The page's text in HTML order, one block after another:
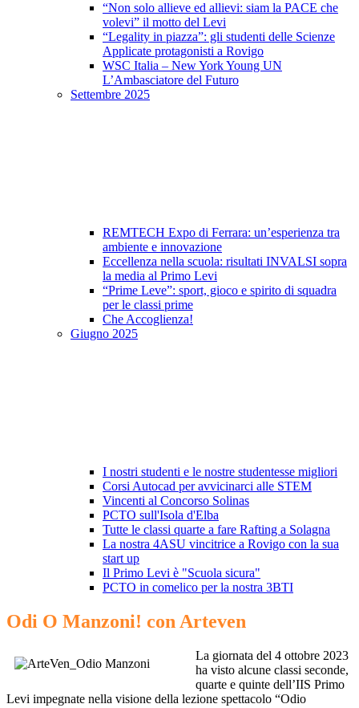
“Non solo allieve ed allievi: siam la PACE che
volevi” il motto del Levi
“Legality in piazza”: gli studenti delle Scienze
Applicate protagonisti a Rovigo
WSC Italia – New York Young UN
L’Ambasciatore del Futuro
Settembre 2025
REMTECH Expo di Ferrara: un’esperienza tra
ambiente e innovazione
Eccellenza nella scuola: risultati INVALSI sopra
la media al Primo Levi
“Prime Leve”: sport, gioco e spirito di squadra
per le classi prime
Che Accoglienza!
Giugno 2025
I nostri studenti e le nostre studentesse migliori
Corsi Autocad per avvicinarci alle STEM
Vincenti al Concorso Solinas
PCTO sull'Isola d'Elba
Tutte le classi quarte a fare Rafting a Solagna
La nostra 4ASU vincitrice a Rovigo con la sua
start up
Il Primo Levi è "Scuola sicura"
PCTO in comelico per la nostra 3BTI
Odi O Manzoni! con Arteven
La giornata del 4 ottobre 2023
ha visto alcune classi seconde,
quarte e quinte dell’IIS Primo
Levi impegnate nella visione della lezione spettacolo “Odio